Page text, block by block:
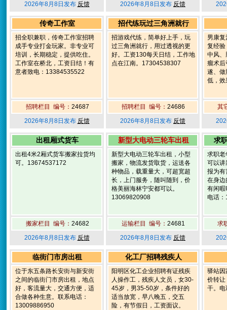
2026年8月8日发布 反馈
2026年8月8日发布 反馈
传奇工作室
招全职兼职，传奇工作室招聘
成手专业打金玩家。非专业可
培训，长期稳定，提供吃住。
工作室在桥北，工资日结！有
意者致电：13384535522
招聘栏目 编号： 24687
2026年8月8日发布 反馈
招代练玩过三角洲就行
招游戏代练，简单好上手，玩
过三角洲就行，用过透视的更
好。工资130每天日结，工作地
点在江南。17304538307
招聘栏目 编号： 24686
2026年8月8日发布 反馈
男康
复经验
中风、
瘤术后
遂、做
低，
其
出租厢式货车
出租4米2厢式货车搬家拉货均
可。13674537172
搬家栏目 编号： 24682
2026年8月8日发布 反馈
新型大电动三轮车出租
新型大电动三轮车出租，小型
搬家，物流发货取货，运送各
种物品，载重量大，可超宽超
长，上门服务，随叫随到，价
格美丽海林宁安都可以。
13069820908
运输栏目 编号： 24681
2026年8月8日发布 反馈
求
求职老
可以讲
报为有
在身边
有闲暇
电话
求
临街门市房出租
位于东五条路长安街与新安街
之间的临街门市房出租，地点
好，客流量大，交通方便，适
合做各种生意。联系电话：
13009886950
化工厂招聘残疾人
阳明区化工企业招聘有证残疾
人操作工，残疾人文员，女30-
45岁，男35-50岁，条件好的
适当放宽，早八晚五，交五
险，有节假日，工资面议。
驿站因
价转让
干。